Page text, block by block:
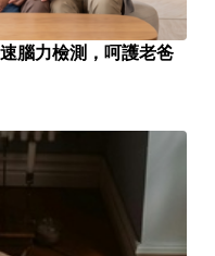
腦力檢測，呵護老爸